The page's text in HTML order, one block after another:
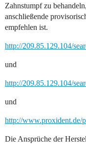
Zahnstumpf zu
anschließende
empfehlen ist.
http://209.85.129.104/
und
http://209.85.129.104/
und
http://www.proxident.de/
Die Ansprüche der